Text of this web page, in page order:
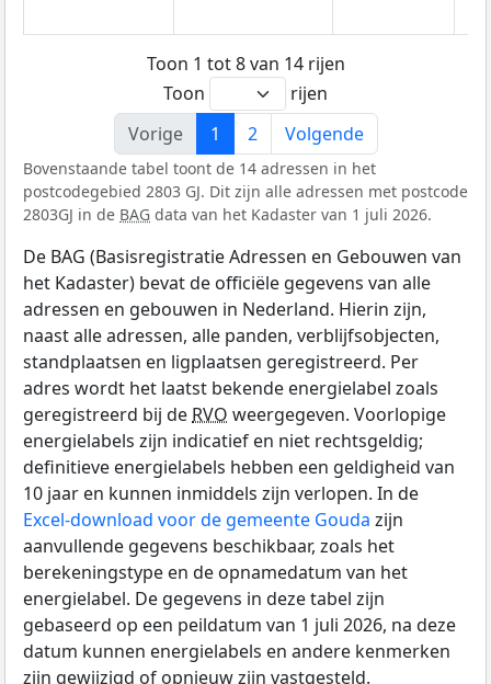
Toon 1 tot 8 van 14 rijen
Toon
rijen
Vorige
1 2 Volgende
Bovenstaande tabel toont de 14 adressen in het
postcodegebied 2803 GJ. Dit zijn alle adressen met postcode
2803GJ in de BAG data van het Kadaster van 1 juli 2026.
De BAG (Basisregistratie Adressen en Gebouwen van
het Kadaster) bevat de officiële gegevens van alle
adressen en gebouwen in Nederland. Hierin zijn,
naast alle adressen, alle panden, verblijfsobjecten,
standplaatsen en ligplaatsen geregistreerd. Per
adres wordt het laatst bekende energielabel zoals
geregistreerd bij de RVO weergegeven. Voorlopige
energielabels zijn indicatief en niet rechtsgeldig;
definitieve energielabels hebben een geldigheid van
10 jaar en kunnen inmiddels zijn verlopen. In de
Excel-download voor de gemeente Gouda zijn
aanvullende gegevens beschikbaar, zoals het
berekeningstype en de opnamedatum van het
energielabel. De gegevens in deze tabel zijn
gebaseerd op een peildatum van 1 juli 2026, na deze
datum kunnen energielabels en andere kenmerken
zijn gewijzigd of opnieuw zijn vastgesteld.